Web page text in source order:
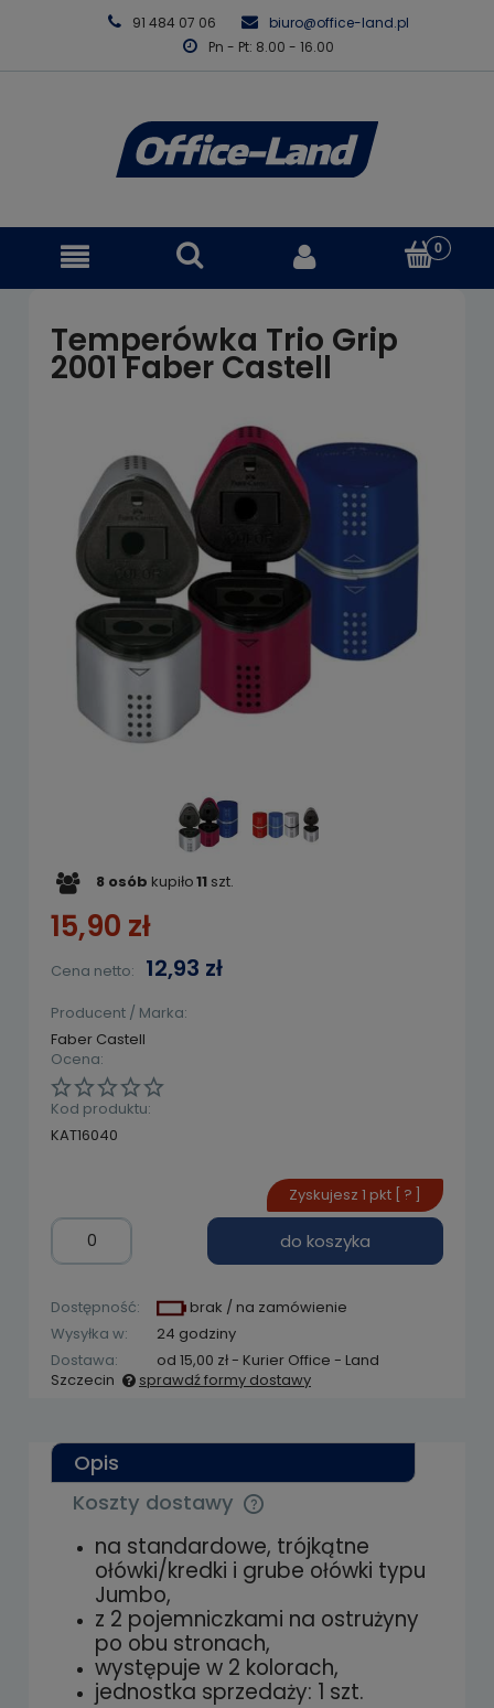
91 484 07 06
biuro@office-land.pl
Pn - Pt: 8.00 - 16.00
Temperówka Trio Grip
2001 Faber Castell
8 osób kupiło11 szt.
15,90 zł
Cena netto: 12,93 zł
Ocena:
Producent / Marka:
Faber Castell
Kod produktu:
KAT16040
do koszyka
Zyskujesz 1 pkt [ ? ]
Dostępność:
brak / na zamówienie
Wysyłka w:
24 godziny
Dostawa:
od 15,00 zł- Kurier Office - Land
Szczecin
sprawdź formy dostawy
Opis
Koszty dostawy
Cena nie zawiera ewentualnych kosztów
płatności
na standardowe, trójkątne
ołówki/kredki i grube ołówki typu
Jumbo,
z 2 pojemniczkami na ostrużyny
po obu stronach,
występuje w 2 kolorach,
jednostka sprzedaży: 1 szt.